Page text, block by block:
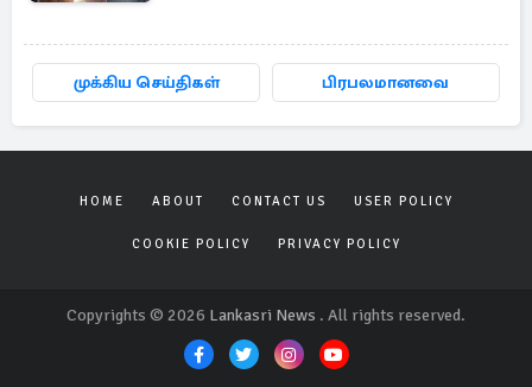
முக்கிய செய்திகள் பிரபலமானவை
HOME ABOUT CONTACT US USER POLICY
COOKIE POLICY PRIVACY POLICY
Copyrights © 2026 Lankasri News . All rights reserved.